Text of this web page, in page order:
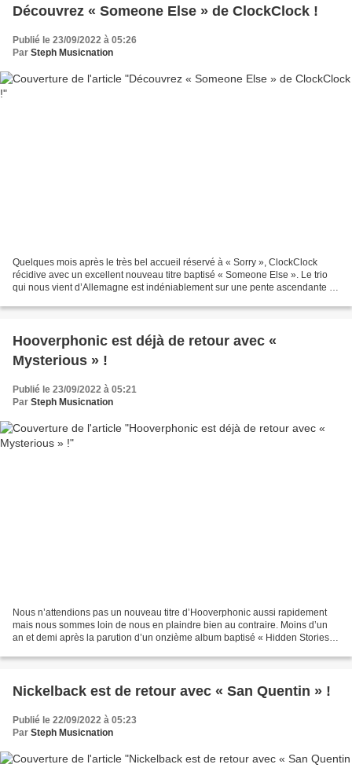
Découvrez « Someone Else » de ClockClock !
Publié le 23/09/2022 à 05:26
Par Steph Musicnation
Quelques mois après le très bel accueil réservé à « Sorry », ClockClock
récidive avec un excellent nouveau titre baptisé « Someone Else ». Le trio
qui nous vient d’Allemagne est indéniablement sur une pente ascendante et
Hooverphonic est déjà de retour avec «
Mysterious » !
Publié le 23/09/2022 à 05:21
Par Steph Musicnation
Nous n’attendions pas un nouveau titre d’Hooverphonic aussi rapidement
mais nous sommes loin de nous en plaindre bien au contraire. Moins d’un
an et demi après la parution d’un onzième album baptisé « Hidden Stories »,
Nickelback est de retour avec « San Quentin » !
Publié le 22/09/2022 à 05:23
Par Steph Musicnation